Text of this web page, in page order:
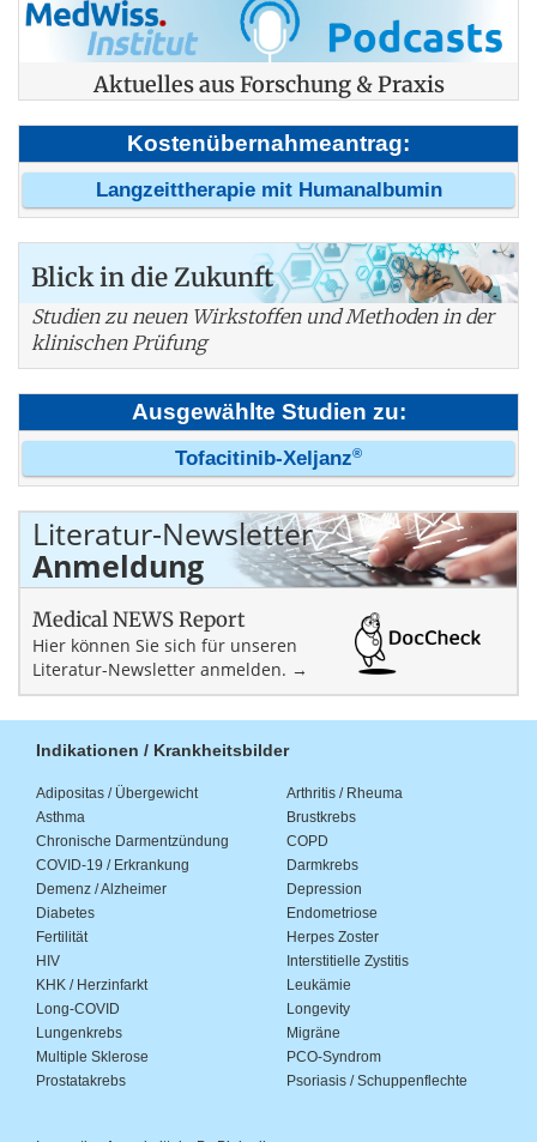
Aktuelles aus Forschung & Praxis
Kostenübernahmeantrag:
Langzeittherapie mit Humanalbumin
Blick in die Zukunft
Studien zu neuen Wirkstoffen und Methoden in der
klinischen Prüfung
Ausgewählte Studien zu:
Tofacitinib-Xeljanz®
Literatur-Newsletter
Anmeldung
Medical NEWS Report
Hier können Sie sich für unseren
Literatur-Newsletter anmelden. →
Indikationen / Krankheitsbilder
Adipositas / Übergewicht
Arthritis / Rheuma
Asthma
Brustkrebs
Chronische Darmentzündung
COPD
COVID-19 / Erkrankung
Darmkrebs
Demenz / Alzheimer
Depression
Diabetes
Endometriose
Fertilität
Herpes Zoster
HIV
Interstitielle Zystitis
KHK / Herzinfarkt
Leukämie
Long-COVID
Longevity
Lungenkrebs
Migräne
Multiple Sklerose
PCO-Syndrom
Prostatakrebs
Psoriasis / Schuppenflechte